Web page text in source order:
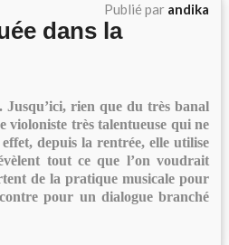
Publié par andika
dans la
Jusqu’ici, rien que du très banal
violoniste très talentueuse qui ne
depuis la rentrée, elle utilise
tout ce que l’on voudrait
de la pratique musicale pour
pour un dialogue branché